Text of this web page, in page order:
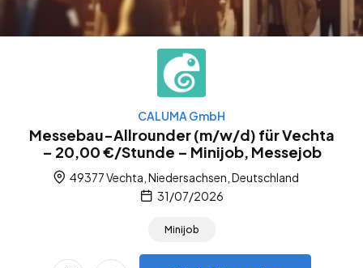
CALUMA GmbH
Messebau-Allrounder (m/w/d) für Vechta
– 20,00 €/Stunde – Minijob, Messejob
49377 Vechta, Niedersachsen, Deutschland
31/07/2026
Minijob